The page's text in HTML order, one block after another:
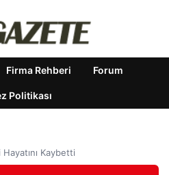
Firma Rehberi Forum
Politikası
Kaybetti